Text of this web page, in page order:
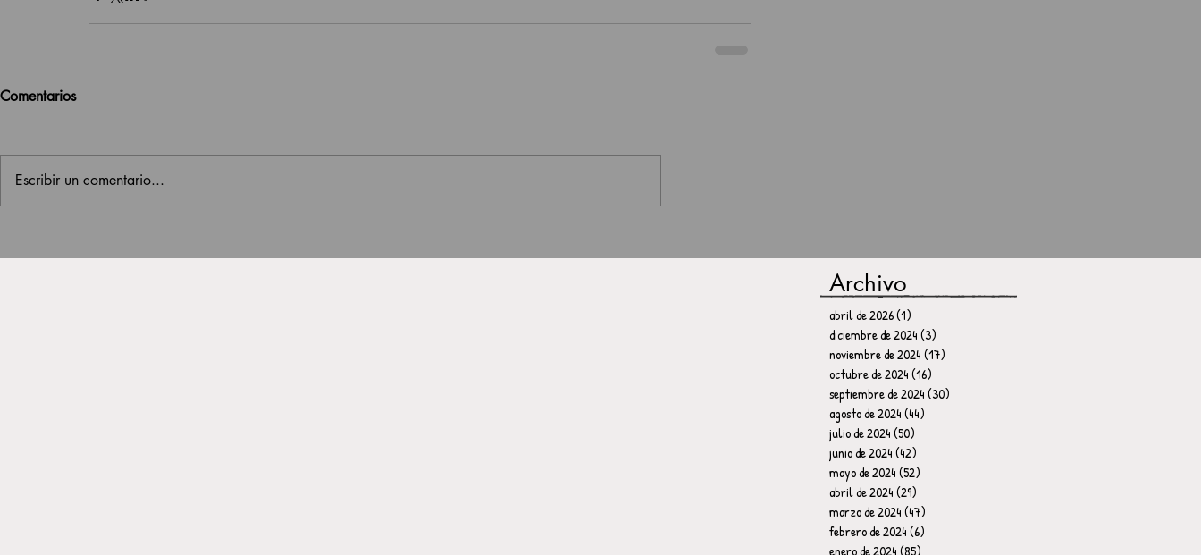
Comentarios
Escribir un comentario...
Archivo
abril de 2026(1)
diciembre de 2024(3)
noviembre de 2024(17)
octubre de 2024(16)
septiembre de 2024(30)
agosto de 2024(44)
julio de 2024(50)
junio de 2024(42)
mayo de 2024(52)
abril de 2024(29)
marzo de 2024(47)
febrero de 2024(6)
enero de 2024(85)